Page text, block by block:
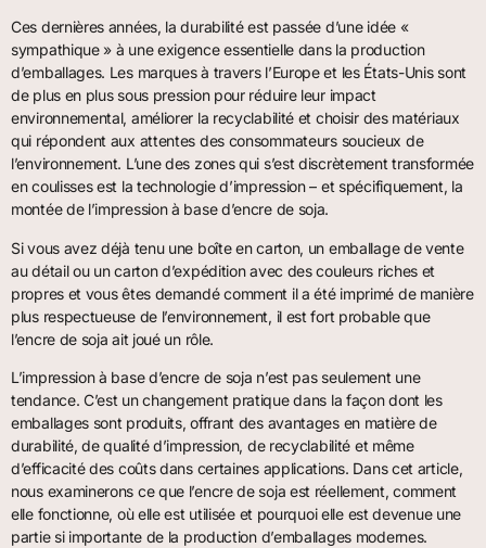
Ces dernières années, la durabilité est passée d’une idée «
sympathique » à une exigence essentielle dans la production
d’emballages. Les marques à travers l’Europe et les États-Unis sont
de plus en plus sous pression pour réduire leur impact
environnemental, améliorer la recyclabilité et choisir des matériaux
qui répondent aux attentes des consommateurs soucieux de
l’environnement. L’une des zones qui s’est discrètement transformée
en coulisses est la technologie d’impression – et spécifiquement, la
montée de l’impression à base d’encre de soja.
Si vous avez déjà tenu une boîte en carton, un emballage de vente
au détail ou un carton d’expédition avec des couleurs riches et
propres et vous êtes demandé comment il a été imprimé de manière
plus respectueuse de l’environnement, il est fort probable que
l’encre de soja ait joué un rôle.
L’impression à base d’encre de soja n’est pas seulement une
tendance. C’est un changement pratique dans la façon dont les
emballages sont produits, offrant des avantages en matière de
durabilité, de qualité d’impression, de recyclabilité et même
d’efficacité des coûts dans certaines applications. Dans cet article,
nous examinerons ce que l’encre de soja est réellement, comment
elle fonctionne, où elle est utilisée et pourquoi elle est devenue une
partie si importante de la production d’emballages modernes.